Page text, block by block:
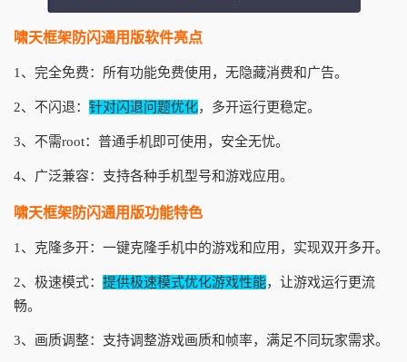
啸天框架防闪通用版软件亮点
1、完全免费：所有功能免费使用，无隐藏消费和广告。
2、不闪退： 针对闪退问题优化，多开运行更稳定。
3、不需root：普通手机即可使用，安全无忧。
4、广泛兼容：支持各种手机型号和游戏应用。
啸天框架防闪通用版功能特色
1、克隆多开：一键克隆手机中的游戏和应用，实现双开多开。
2、极速模式： 提供极速模式优化游戏性能，让游戏运行更流
畅。
3、画质调整：支持调整游戏画质和帧率，满足不同玩家需求。